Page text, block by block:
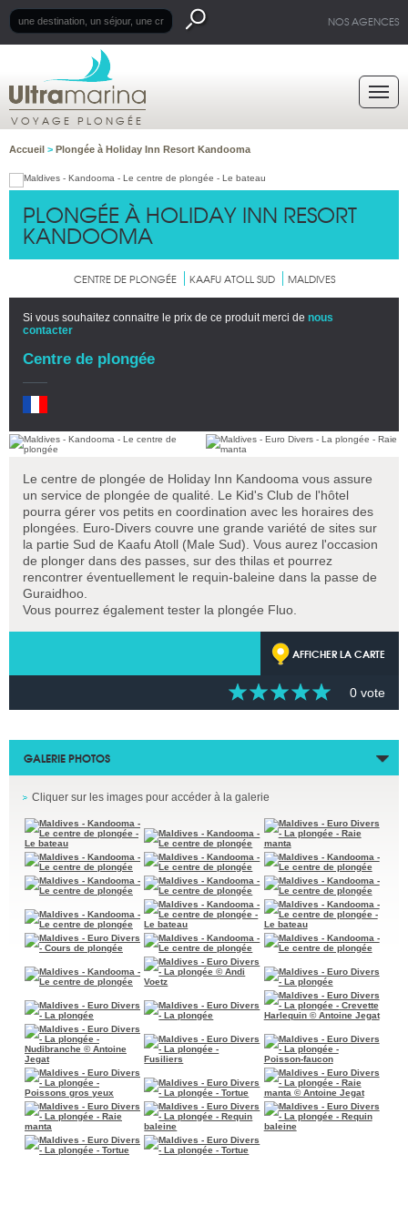
NOS AGENCES
VOYAGE PLONGÉE
Accueil > Plongée à Holiday Inn Resort Kandooma
PLONGÉE À HOLIDAY INN RESORT
KANDOOMA
CENTRE DE PLONGÉE KAAFU ATOLL SUD MALDIVES
Si vous souhaitez connaitre le prix de ce produit merci de nous
contacter
Centre de plongée
Le centre de plongée de Holiday Inn Kandooma vous assure
un service de plongée de qualité. Le Kid's Club de l'hôtel
pourra gérer vos petits en coordination avec les horaires des
plongées. Euro-Divers couvre une grande variété de sites sur
la partie Sud de Kaafu Atoll (Male Sud). Vous aurez l'occasion
de plonger dans des passes, sur des thilas et pourrez
rencontrer éventuellement le requin-baleine dans la passe de
Guraidhoo.
Vous pourrez également tester la plongée Fluo.
AFFICHER LA CARTE
0 vote
GALERIE PHOTOS
Cliquer sur les images pour accéder à la galerie